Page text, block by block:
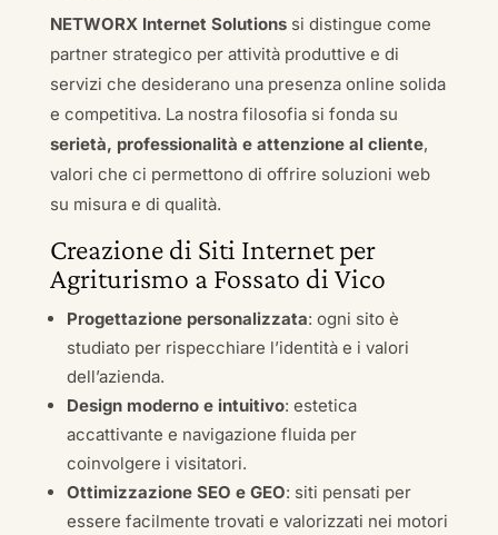
NETWORX Internet Solutionssi distingue come
partner strategico per attività produttive e di
servizi che desiderano una presenza online solida
e competitiva. La nostra filosofia si fonda su
serietà, professionalità e attenzione al cliente,
valori che ci permettono di offrire soluzioni web
su misura e di qualità.
Creazione di Siti Internet per
Agriturismo a Fossato di Vico
Progettazione personalizzata: ogni sito è
studiato per rispecchiare l’identità e i valori
dell’azienda.
Design moderno e intuitivo: estetica
accattivante e navigazione fluida per
coinvolgere i visitatori.
Ottimizzazione SEO e GEO: siti pensati per
essere facilmente trovati e valorizzati nei motori